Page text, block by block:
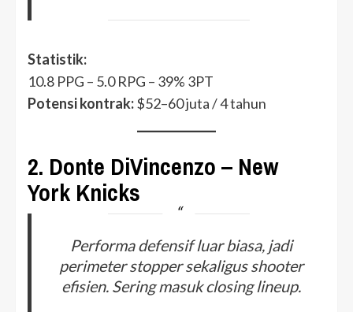
Statistik:
10.8 PPG – 5.0 RPG – 39% 3PT
Potensi kontrak:$52–60 juta / 4 tahun
2. Donte DiVincenzo – New
York Knicks
Performa defensif luar biasa, jadi
perimeter stopper sekaligus shooter
efisien. Sering masuk closing lineup.